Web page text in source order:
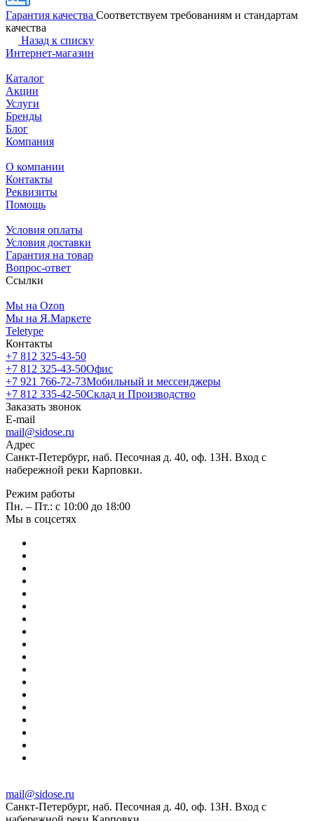
Гарантия качества Соответствуем требованиям и стандартам
качества
Назад к списку
Интернет-магазин
Каталог
Акции
Услуги
Бренды
Блог
Компания
О компании
Контакты
Реквизиты
Помощь
Условия оплаты
Условия доставки
Гарантия на товар
Вопрос-ответ
Ссылки
Мы на Ozon
Мы на Я.Маркете
Teletype
Контакты
+7 812 325-43-50
+7 812 325-43-50Офис
+7 921 766-72-73Мобильный и мессенджеры
+7 812 335-42-50Склад и Производство
Заказать звонок
E-mail
mail@sidose.ru
Адрес
Санкт-Петербург, наб. Песочная д. 40, оф. 13Н. Вход с
набережной реки Карповки.
Режим работы
Пн. – Пт.: с 10:00 до 18:00
Мы в соцсетях
mail@sidose.ru
Санкт-Петербург, наб. Песочная д. 40, оф. 13Н. Вход с